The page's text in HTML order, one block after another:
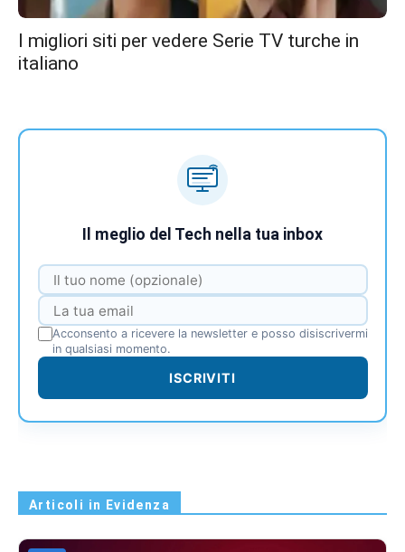
I migliori siti per vedere Serie TV turche in
italiano
Il meglio del Tech nella tua inbox
Acconsento a ricevere la newsletter e posso disiscrivermi
in qualsiasi momento.
ISCRIVITI
Articoli in Evidenza